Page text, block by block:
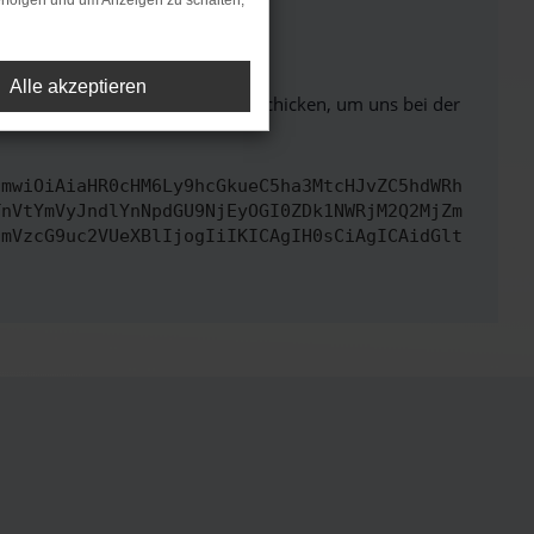
unterstützt werden.
Du kannst uns diesen Text schicken, um uns bei der
Alle akzeptieren